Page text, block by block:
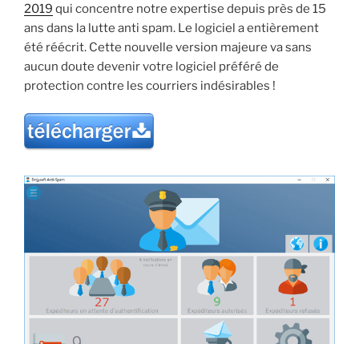
Internet
Pratique
n°109 »
2019 qui concentre notre expertise depuis près de 15
ans dans la lutte anti spam. Le logiciel a entièrement
été réécrit. Cette nouvelle version majeure va sans
aucun doute devenir votre logiciel préféré de
protection contre les courriers indésirables !